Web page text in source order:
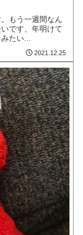
もう一週間なん
です、年明けて
たい...
2021.12.25